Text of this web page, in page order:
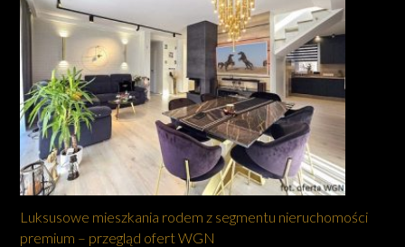
Luksusowe mieszkania rodem z segmentu nieruchomości
premium – przegląd ofert WGN